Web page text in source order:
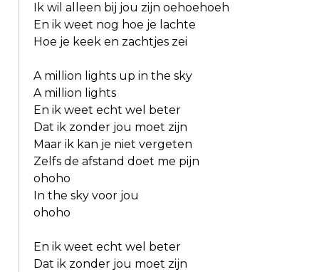
Ik wil alleen bij jou zijn oehoehoeh
En ik weet nog hoe je lachte
Hoe je keek en zachtjes zei
A million lights up in the sky
A million lights
En ik weet echt wel beter
Dat ik zonder jou moet zijn
Maar ik kan je niet vergeten
Zelfs de afstand doet me pijn
ohoho
In the sky voor jou
ohoho
En ik weet echt wel beter
Dat ik zonder jou moet zijn